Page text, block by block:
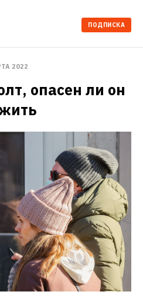
ПОДПИСКА
2022
опасен ли он